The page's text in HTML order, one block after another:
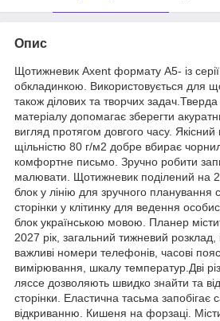
Опис
Щотижневик Axent формату А5- із
обкладинкою. Використовується для
також ділових та творчих
матеріалу допомагає зберегти
вигляд протягом довгого часу.
щільністю 80 г/м2 добре вбирає
комфортне письмо. Зручно робити
малювати. Щотижневик поділений на
блок у лінію для зручного планування
сторінки у клітинку для ведення
блок українською мовою. Планер
2027 рік, загальний тижневий
важливі номери телефонів, часові
вимірювання, шкалу температур.Дві
ляссе дозволяють швидко знайти та
сторінки. Еластична тасьма запобігає
відкриванню. Кишеня на форзаці.